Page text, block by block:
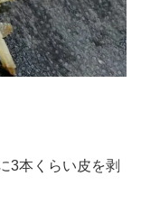
3本くらい皮を剥